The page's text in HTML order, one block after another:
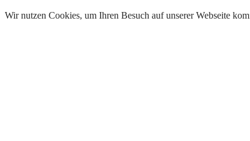
Wir nutzen Cookies, um Ihren Besuch auf unserer Webseite